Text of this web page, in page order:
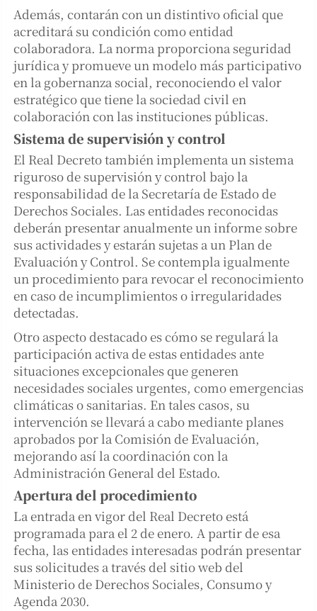
Además, contarán con un distintivo oficial que
acreditará su condición como entidad
colaboradora. La norma proporciona seguridad
jurídica y promueve un modelo más participativo
en la gobernanza social, reconociendo el valor
estratégico que tiene la sociedad civil en
colaboración con las instituciones públicas.
Sistema de supervisión y control
El Real Decreto también implementa un sistema
riguroso de supervisión y control bajo la
responsabilidad de la Secretaría de Estado de
Derechos Sociales. Las entidades reconocidas
deberán presentar anualmente un informe sobre
sus actividades y estarán sujetas a un Plan de
Evaluación y Control. Se contempla igualmente
un procedimiento para revocar el reconocimiento
en caso de incumplimientos o irregularidades
detectadas.
Otro aspecto destacado es cómo se regulará la
participación activa de estas entidades ante
situaciones excepcionales que generen
necesidades sociales urgentes, como emergencias
climáticas o sanitarias. En tales casos, su
intervención se llevará a cabo mediante planes
aprobados por la Comisión de Evaluación,
mejorando así la coordinación con la
Administración General del Estado.
Apertura del procedimiento
La entrada en vigor del Real Decreto está
programada para el 2 de enero. A partir de esa
fecha, las entidades interesadas podrán presentar
sus solicitudes a través del sitio web del
Ministerio de Derechos Sociales, Consumo y
Agenda 2030.